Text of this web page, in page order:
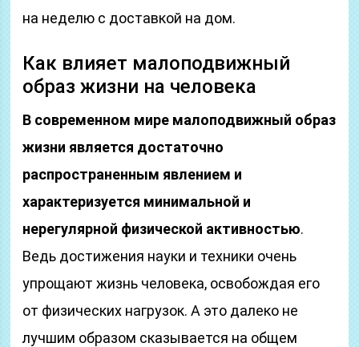
на неделю с доставкой на дом.
Как влияет малоподвижный
образ жизни на человека
В современном мире малоподвижный образ
жизни является достаточно
распространенным явлением и
характеризуется минимальной и
нерегулярной физической активностью.
Ведь достижения науки и техники очень
упрощают жизнь человека, освобождая его
от физических нагрузок. А это далеко не
лучшим образом сказывается на общем